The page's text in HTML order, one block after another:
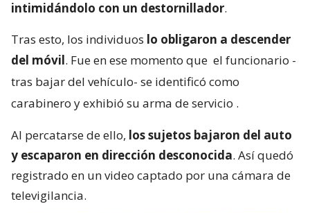
intimidándolo con un destornillador.
Tras esto, los individuos lo obligaron a descender
del móvil. Fue en ese momento que el funcionario -
tras bajar del vehículo- se identificó como
carabinero y exhibió su arma de servicio .
Al percatarse de ello, los sujetos bajaron del auto
y escaparon en dirección desconocida. Así quedó
registrado en un video captado por una cámara de
televigilancia.